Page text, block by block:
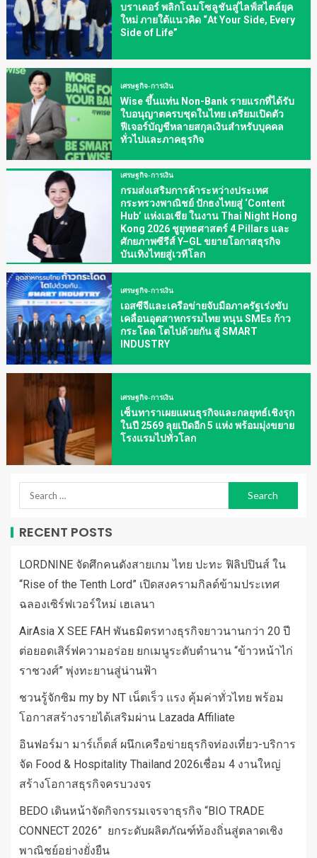
บราเดอร์ พลิกโฉมโซลูชันสู่ไลฟ์สไตล์ยุค
ใหม่ ภายใต้แนวคิด “At Your Side, Every
Side of Life”
เศรษฐกิจ-การเงิน
Wise ขึ้นแท่น Non-Bank รายแรกที่ได้รับ
ใบอนุญาตครบชุดในไทย เตรียมเปิดตัว
ฟีเจอร์บัญชีหลายสกุลเงินสำหรับบุคคล
ทั่วไปและภาคธุรกิจ
เศรษฐกิจ-การเงิน
กรมส่งเสริมการค้าระหว่างประเทศ
กระทรวงพาณิชย์ ปักธงไทยสู่ ‘Content
Hub’ แห่งเอเชีย ในงาน Thai Night Hong
Kong 2026 ชูยุทธศาสตร์ 4 Pillars และ
ศักยภาพซีรีส์ Y–GL ขยายโอกาสธุรกิจ
บันเทิงไทยสู่เวทีโลก
เศรษฐกิจ-การเงิน
เอสซีจีและเครือข่ายจับมือภาครัฐเร่งขับ
เคลื่อนอุตสาหกรรมไทย หนุน SMEs ก้าว
กระโดด โตไปด้วยกัน สู่ SMART
INDUSTRY
เศรษฐกิจ-การเงิน
เซ็นทาราเผยแผนธุรกิจและกลยุทธ์เชิงรุก
ในปี 2569 ลุยเปิดอีก 5 แห่ง พร้อมมุ่งขยาย
โรงแรมไปทั่วโลก
RECENT POSTS
LORDNINE จัดศึกคนดังสายเกม ไทย ปะทะ ฟิลิปปินส์ ใน
“Rise of the Tenth Lord” เปิดสงครามกิลด์ข้ามประเทศ
ฉลองเซิร์ฟเวอร์ใหม่ เฮเลนา
AirAsia X SEE FAH พันธมิตรทางธุรกิจยาวนานกว่า 20 ปี
ต่อยอดเสิร์ฟความอร่อย ยกเมนูระดับตำนาน “ข้าวหน้าไก่
ราชวงศ์” พุ่งทะยานสู่น่านฟ้า
ชวนรู้จักซิม my by NT เน็ตเร็ว แรง คุ้มค่าทั่วไทย พร้อม
โอกาสสร้างรายได้เสริมผ่าน Lazada Affiliate
อินฟอร์มา มาร์เก็ตส์ ผนึกเครือข่ายธุรกิจท่องเที่ยว-บริการ
จัด Food & Hospitality Thailand 2026เชื่อม 4 งานใหญ่
สร้างโอกาสธุรกิจครบวงจร
BEDO เดินหน้าจัดกิจกรรมเจรจาธุรกิจ “BIO TRADE
CONNECT 2026” ยกระดับผลิตภัณฑ์ท้องถิ่นสู่ตลาดเชิง
พาณิชย์อย่างยั่งยืน